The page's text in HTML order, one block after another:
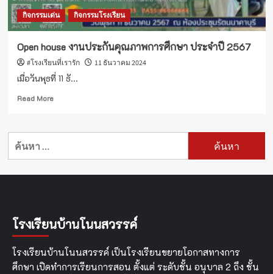
กิจกรรมเด่น กิจกรรมโรงเรียน
Open house งานประกันคุณภาพการศึกษา ประจำปี 2567
#โรงเรียนที่เรารัก 11 ธันวาคม 2024
เมื่อวันพุธที่ 11 ธั...
Read MoreRead
Open
คุณภาพ
ปี
ค้นหา
โรงเรียนบ้านโนนสวรรค์
โรงเรียนบ้านโนนสวรรค์ เป็นโรงเรียนขยายโอกาสทางการ
ศึกษา เปิดทำการเรียนการสอน ตั้งแต่ ระดับชั้น อนุบาล 2 ถึง ชั้น